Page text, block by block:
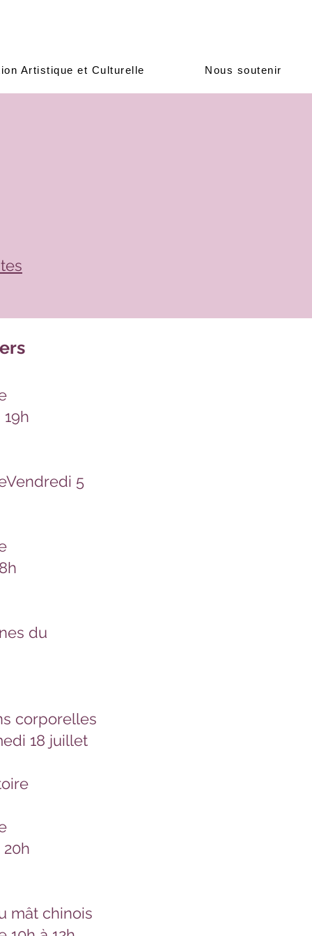
Artistique et Culturelle Nous soutenir
Vendredi 5
du
corporelles
18 juillet
mât chinois